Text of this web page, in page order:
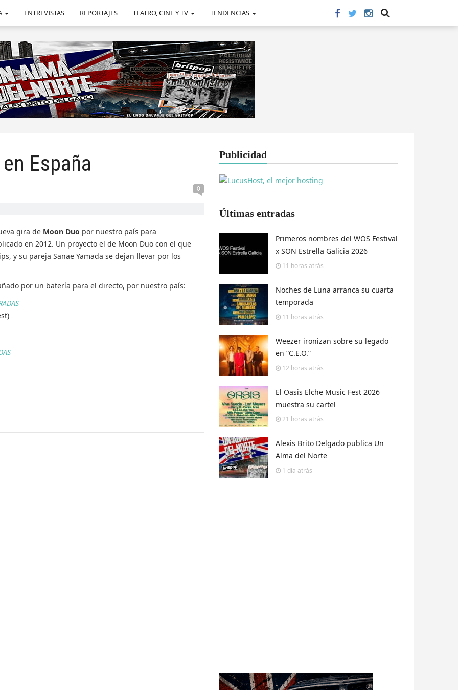
ENTREVISTAS REPORTAJES TEATRO, CINE Y TV TENDENCIAS
España
0
gira de Moon Duo por nuestro país para
en 2012. Un proyecto el de Moon Duo con el que
y su pareja Sanae Yamada se dejan llevar por los
por un batería para el directo, por nuestro país:
Publicidad
Últimas entradas
Primeros nombres del WOS Festival
x SON Estrella Galicia 2026
11 horas atrás
Noches de Luna arranca su cuarta
temporada
11 horas atrás
Weezer ironizan sobre su legado
en “C.E.O.”
12 horas atrás
El Oasis Elche Music Fest 2026
muestra su cartel
21 horas atrás
Alexis Brito Delgado publica Un
Alma del Norte
1 día atrás